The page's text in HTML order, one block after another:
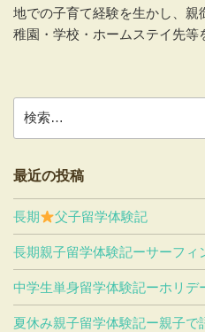
地での子育て経験を生かし、親
稚園・学校・ホームステイ先等
索:
最近の投稿
長期 父子留学体験記
長期親子留学体験記ーサーフィ
中学生単身留学体験記ーホリデ
夏休み親子留学体験記ー親子